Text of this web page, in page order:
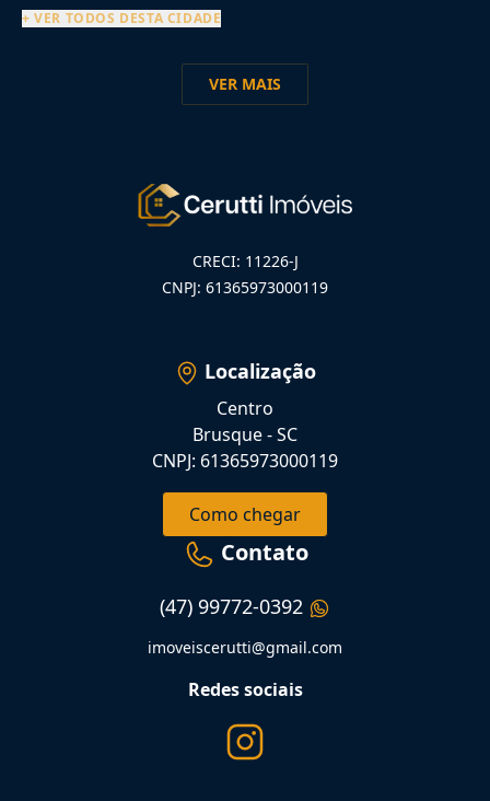
+ VER TODOS DESTA CIDADE
VER MAIS
CRECI: 11226-J
CNPJ: 61365973000119
Localização
Centro
Brusque - SC
CNPJ: 61365973000119
Como chegar
Contato
(47) 99772-0392
imoveiscerutti@gmail.com
Redes sociais